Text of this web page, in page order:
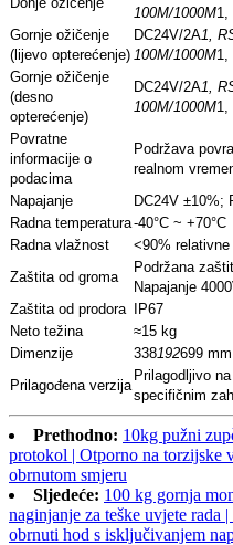
100M/1000M1,
Gornje ožičenje
(lijevo opterećenje)
DC24V/2A1,
100M/1000M1,
Gornje ožičenje
(desno
opterećenje)
DC24V/2A1,
100M/1000M1,
Povratne
informacije o
podacima
Podržava
realnom
Napajanje
DC24V ±10%;
Radna temperatura-40°C ~ +70°C
Radna vlažnost
<90%
Zaštita od groma
Podržana
Napajanje
Zaštita od prodora
IP67
Neto težina
≈15 kg
Dimenzije
338192699 mm
Prilagođena verzija
Prilagodljivo
specifičnim
Prethodno: 10kg pužni
protokol | Otporno na torzijske
obrnutom smjeru
Sljedeće: 100 kg gornja
naginjanje za teške uvjete rada
obrnuti hod s isključivanjem